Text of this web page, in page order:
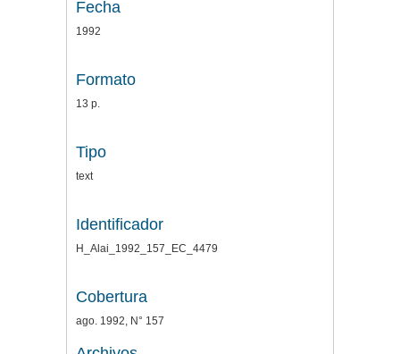
Fecha
1992
Formato
13 p.
Tipo
text
Identificador
H_Alai_1992_157_EC_4479
Cobertura
ago. 1992, N° 157